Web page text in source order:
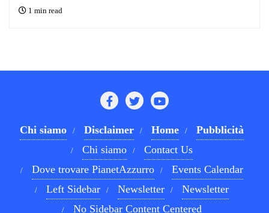
1 min read
Chi siamo Disclaimer Home
Pubblicità
Chi siamo
Contact Us
Dove trovare PianetAzzurro
Events Calendar
Left Sidebar
Newsletter
Newsletter
No Sidebar Content Centered